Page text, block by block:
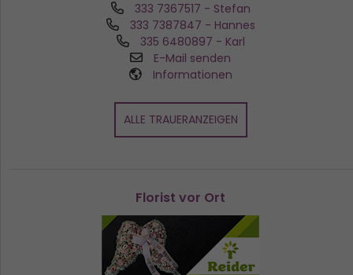
333 7367517 - Stefan
333 7387847 - Hannes
335 6480897 - Karl
E-Mail senden
Informationen
ALLE TRAUERANZEIGEN
Florist vor Ort